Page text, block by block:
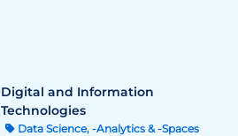
Digital and Information
Technologies
Data Science, -Analytics & -Spaces